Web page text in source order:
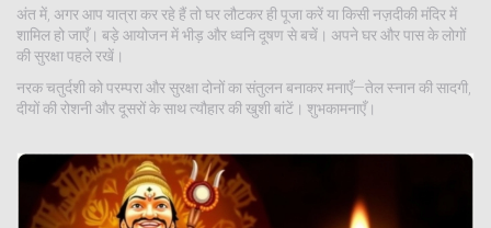
अंत में, अगर आप यात्रा कर रहे हैं तो घर लौटकर ही पूजा करें या किसी नज़दीकी मंदिर में
शामिल हो जाएँ। बड़े आयोजन में भीड़ और ध्वनि दूषण से बचें। अपने घर और पास के लोगों
की सुरक्षा पहले रखें।
नरक चतुर्दशी को परम्परा और सुरक्षा दोनों का संतुलन बनाकर मनाएँ—तेल स्नान की सादगी,
दीयों की रोशनी और दूसरों के साथ त्यौहार की खुशी बांटें। शुभकामनाएँ।